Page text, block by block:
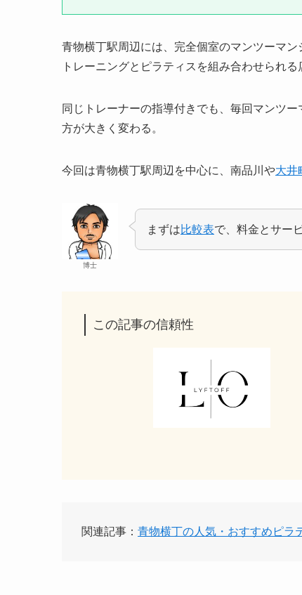
青物横丁駅周辺には、完全個室のマンツーマ
トレーニングとピラティスを組み合わせられる
同じトレーナーの指導付きでも、毎回マンツ
方が大きく変わる。
今回は青物横丁駅周辺を中心に、南品川や大井
博士
まずは比較表で、料金とサー
この記事の信頼性
関連記事： 青物横丁の人気・おすすめピラ